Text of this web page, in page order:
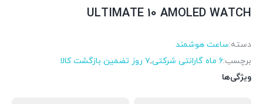
ULTIMATE 10 AMOLED WATCH
دسته:ساعت هوشمند
برچسب:6 ماه گارانتی شرکتی ,۷ روز تضمین بازگشت کالا
ویژگی‌ها